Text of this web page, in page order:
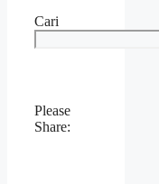
Cari
Please
Share: